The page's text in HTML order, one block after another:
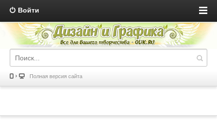
Войти
Полная версия сайта